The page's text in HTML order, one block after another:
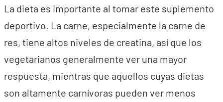
La dieta es importante al tomar este suplemento
deportivo. La carne, especialmente la carne de
res, tiene altos niveles de creatina, así que los
vegetarianos generalmente ver una mayor
respuesta, mientras que aquellos cuyas dietas
son altamente carnívoras pueden ver menos